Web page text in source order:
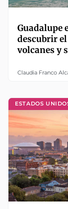
Guadalupe
descubrir
volcanes y
Claudia Franco
ESTADOS